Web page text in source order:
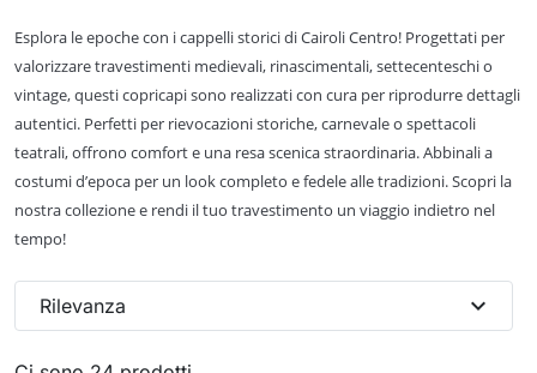
Esplora le epoche con i cappelli storici di Cairoli Centro! Progettati per
valorizzare travestimenti medievali, rinascimentali, settecenteschi o
vintage, questi copricapi sono realizzati con cura per riprodurre dettagli
autentici. Perfetti per rievocazioni storiche, carnevale o spettacoli
teatrali, offrono comfort e una resa scenica straordinaria. Abbinali a
costumi d’epoca per un look completo e fedele alle tradizioni. Scopri la
nostra collezione e rendi il tuo travestimento un viaggio indietro nel
tempo!
Rilevanza expand_more